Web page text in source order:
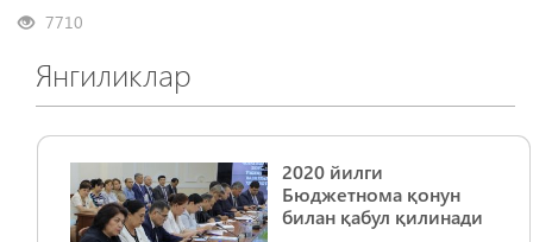
7710
Янгиликлар
2020 йилги
Бюджетнома қонун
билан қабул қилинади